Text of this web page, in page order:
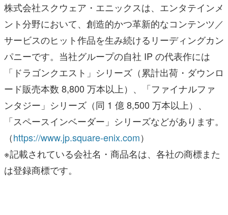
株式会社スクウェア・エニックスは、エンタテインメ
ント分野において、創造的かつ革新的なコンテンツ／
サービスのヒット作品を生み続けるリーディングカン
パニーです。当社グループの自社 IP の代表作には
「ドラゴンクエスト」シリーズ（累計出荷・ダウンロ
ード販売本数 8,800 万本以上）、「ファイナルファ
ンタジー」シリーズ（同 1 億 8,500 万本以上）、
「スペースインベーダー」シリーズなどがあります。
（https://www.jp.square-enix.com）
※記載されている会社名・商品名は、各社の商標また
は登録商標です。